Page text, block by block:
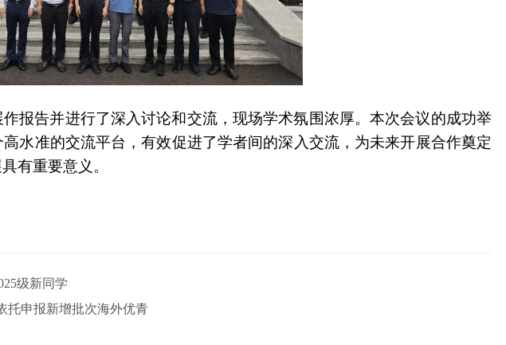
报告并进行了深入讨论和交流，现场学术氛围浓厚。本次会议的成功举
水准的交流平台，有效促进了学者间的深入交流，为未来开展合作奠定
有重要意义。
级新同学
托申报新增批次海外优青